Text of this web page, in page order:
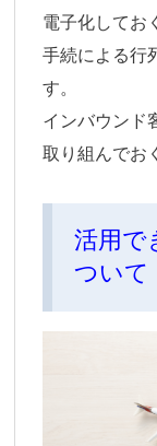
電子化してお
手続による行
す。
インバウンド
取り組んでお
活用で
ついて